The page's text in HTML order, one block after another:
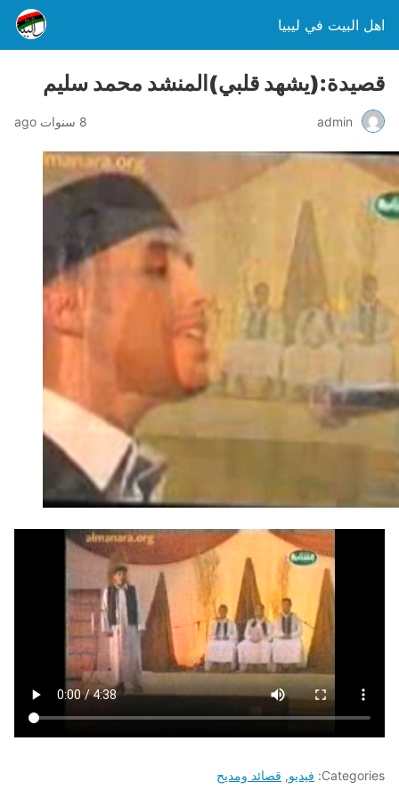
اهل البيت في ليبيا
قصيدة:(يشهد قلبي)المنشد محمد سليم
admin 8 سنوات ago
Categories: فيديو, قصائد ومديح